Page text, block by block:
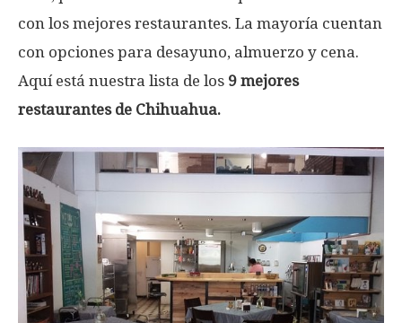
con los mejores restaurantes. La mayoría cuentan
con opciones para desayuno, almuerzo y cena.
Aquí está nuestra lista de los 9 mejores
restaurantes de Chihuahua.